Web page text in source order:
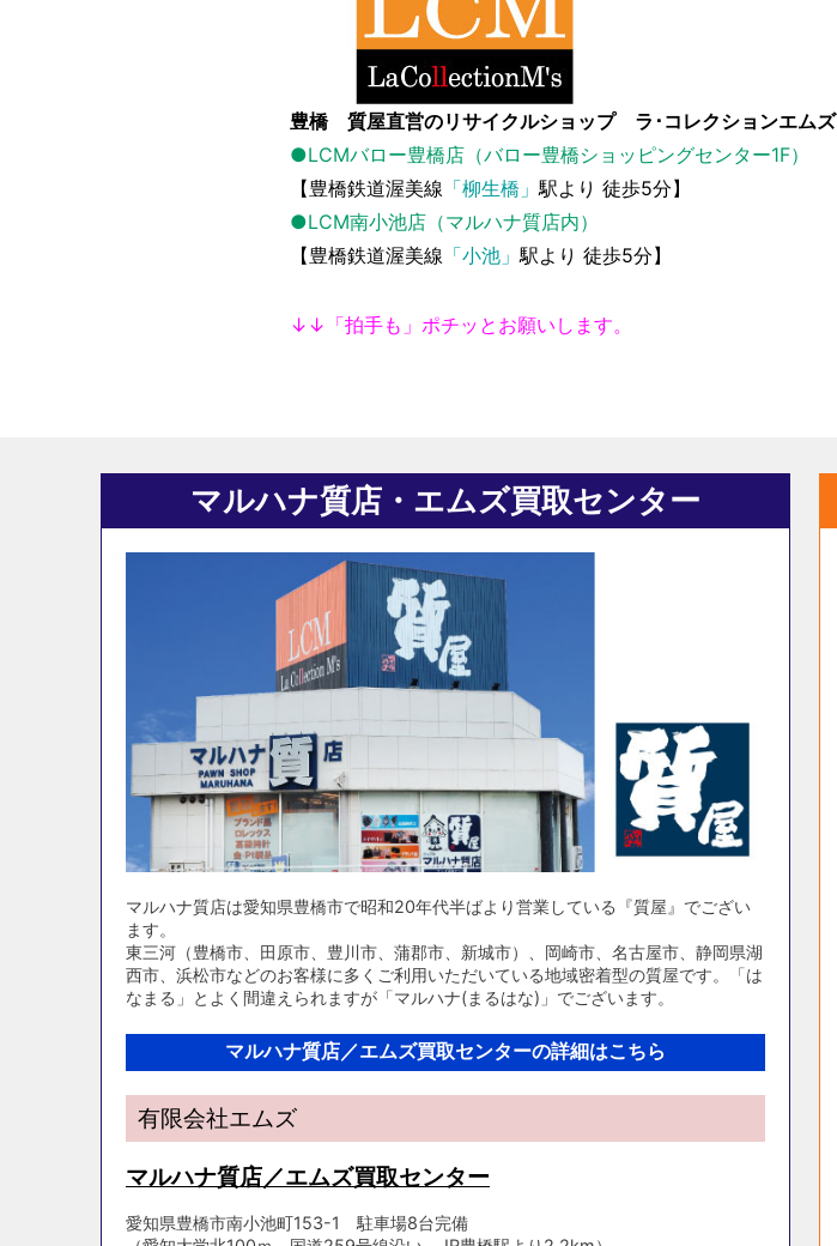
豊橋 質屋直営のリサイクルショップ ラ･コレクションエムズ
●LCMバロー豊橋店（バロー豊橋ショッピングセンター1F）
【豊橋鉄道渥美線 「柳生橋」駅より 徒歩5分】
●LCM南小池店（マルハナ質店内）
【豊橋鉄道渥美線 「小池」駅より 徒歩5分】
↓↓「拍手も」ポチッとお願いします。
マルハナ質店・エムズ買取センター
マルハナ質店は愛知県豊橋市で昭和20年代半ばより営業している『質屋』でござい
ます。
東三河（豊橋市、田原市、豊川市、蒲郡市、新城市）、岡崎市、名古屋市、静岡県湖
西市、浜松市などのお客様に多くご利用いただいている地域密着型の質屋です。「は
なまる」とよく間違えられますが「マルハナ(まるはな)」でございます。
マルハナ質店／エムズ買取センターの詳細はこちら
有限会社エムズ
マルハナ質店／エムズ買取センター
愛知県豊橋市南小池町153-1 駐車場8台完備